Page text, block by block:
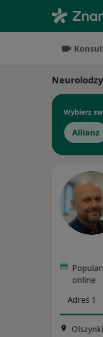
Wybierz
Allianz
online
Adres 1